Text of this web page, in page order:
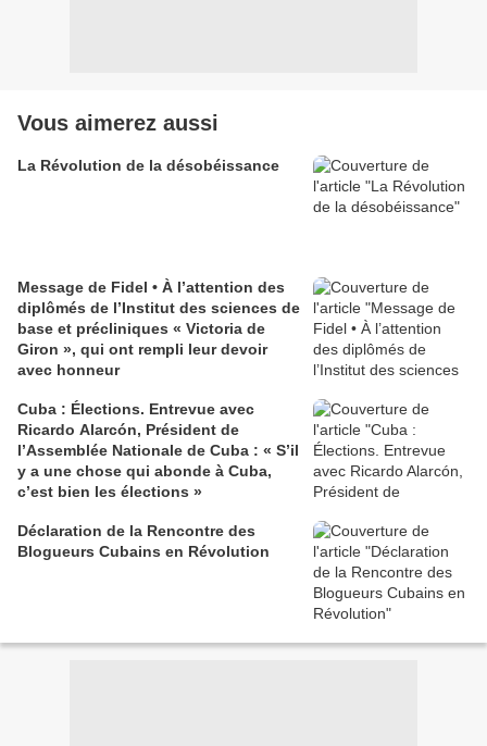
Vous aimerez aussi
La Révolution de la désobéissance
Message de Fidel • À l’attention des
diplômés de l’Institut des sciences de
base et précliniques « Victoria de
Giron », qui ont rempli leur devoir
avec honneur
Cuba : Élections. Entrevue avec
Ricardo Alarcón, Président de
l’Assemblée Nationale de Cuba : « S’il
y a une chose qui abonde à Cuba,
c’est bien les élections »
Déclaration de la Rencontre des
Blogueurs Cubains en Révolution